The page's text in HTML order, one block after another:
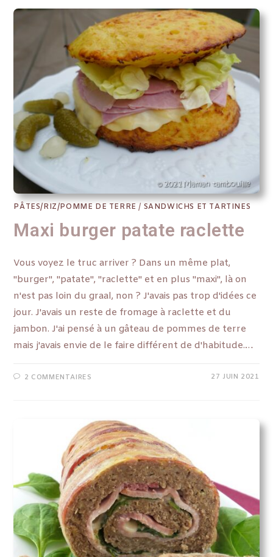
PÂTES/RIZ/POMME DE TERRE / SANDWICHS ET TARTINES
Maxi burger patate raclette
Vous voyez le truc arriver ? Dans un même plat,
"burger", "patate", "raclette" et en plus "maxi", là on
n'est pas loin du graal, non ? J'avais pas trop d'idées ce
jour. J'avais un reste de fromage à raclette et du
jambon. J'ai pensé à un gâteau de pommes de terre
mais j'avais envie de le faire différent de d'habitude.…
2 COMMENTAIRES 27 JUIN 2021